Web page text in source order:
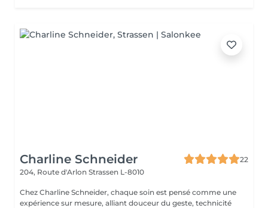
Charline Schneider
22
204, Route d'Arlon Strassen L-8010
Chez Charline Schneider, chaque soin est pensé comme une
expérience sur mesure, alliant douceur du geste, technicité